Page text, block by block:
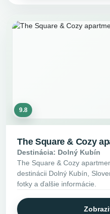
9.8
The Square & Cozy
Destinácia: Dolný Kubín
The Square & Cozy
destinácii Dolný Kubín,
fotky a ďalšie informácie.